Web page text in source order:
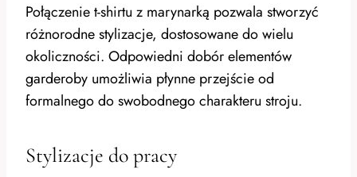
Połączenie t-shirtu z marynarką pozwala stworzyć
różnorodne stylizacje, dostosowane do wielu
okoliczności. Odpowiedni dobór elementów
garderoby umożliwia płynne przejście od
formalnego do swobodnego charakteru stroju.
Stylizacje do pracy